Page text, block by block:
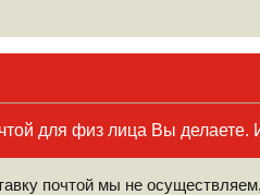
для физ лица Вы
почтой мы не